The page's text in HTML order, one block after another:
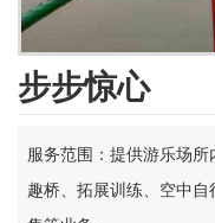
步步惊心
服务范围：提供游乐场所
趣桥、拓展训练、空中